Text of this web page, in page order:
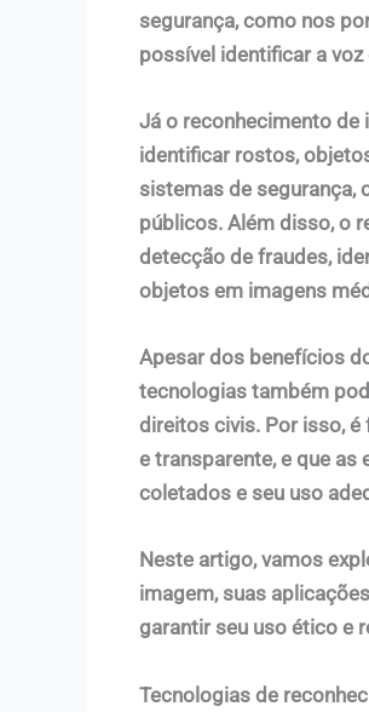
segurança, como nos
possível identificar a
Já o reconhecimento
identificar rostos,
sistemas de segurança,
públicos. Além disso, o
detecção de fraudes,
objetos em imagens
Apesar dos benefícios
tecnologias também
direitos civis. Por isso,
e transparente, e que
coletados e seu uso
Neste artigo, vamos
imagem, suas
garantir seu uso ético e
Tecnologias de